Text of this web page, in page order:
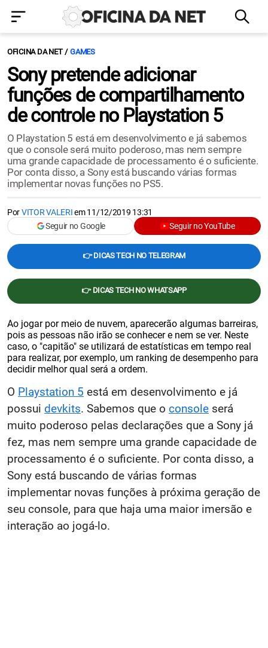
OFICINA DA NET GAMES
Sony pretende adicionar
funções de compartilhamento
de controle no Playstation 5
O Playstation 5 está em desenvolvimento e já sabemos
que o console será muito poderoso, mas nem sempre
uma grande capacidade de processamento é o suficiente.
Por conta disso, a Sony está buscando várias formas
implementar novas funções no PS5.
PorVITOR VALERIem11/12/2019 13:31
Seguir no Google
Seguir no YouTube
👉 DICAS TECH NO TELEGRAM
👉 DICAS TECH NO WHATSAPP
O Playstation 5 está em desenvolvimento e já
possui devkits. Sabemos que o console será
muito poderoso pelas declarações que a Sony já
fez, mas nem sempre uma grande capacidade de
processamento é o suficiente. Por conta disso, a
Sony está buscando de várias formas
implementar novas funções à próxima geração de
seu console, para que haja uma maior imersão e
interação ao jogá-lo.
Ao jogar por meio de nuvem, aparecerão algumas barreiras,
pois as pessoas não irão se conhecer e nem se ver. Neste
caso, o "capitão" se utilizará de estatísticas em tempo real
para realizar, por exemplo, um ranking de desempenho para
decidir melhor qual será a ordem.